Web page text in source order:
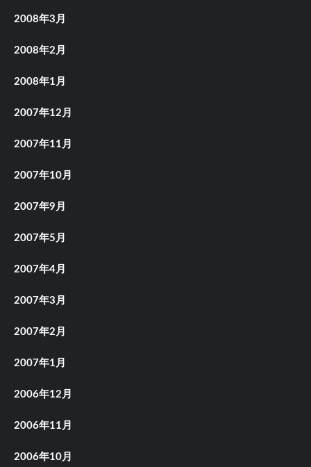
2008年3月
2008年2月
2008年1月
2007年12月
2007年11月
2007年10月
2007年9月
2007年5月
2007年4月
2007年3月
2007年2月
2007年1月
2006年12月
2006年11月
2006年10月